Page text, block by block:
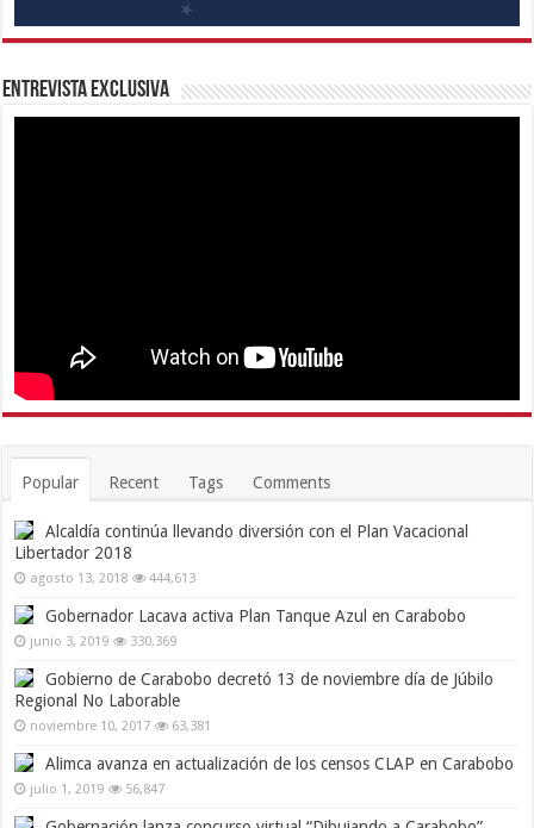
Entrevista Exclusiva
Popular Recent Tags Comments
Alcaldía continúa llevando diversión con el Plan Vacacional
Libertador 2018
agosto 13, 2018 444,613
Gobernador Lacava activa Plan Tanque Azul en Carabobo
junio 3, 2019 330,369
Gobierno de Carabobo decretó 13 de noviembre día de Júbilo
Regional No Laborable
noviembre 10, 2017 63,381
Alimca avanza en actualización de los censos CLAP en Carabobo
julio 1, 2019 56,847